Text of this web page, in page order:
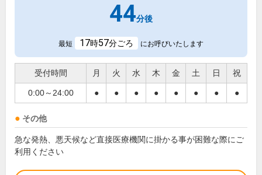
44分後
最短 17時57分ごろ にお呼びいたします
受付時間 月 火 水 木 金 土 日 祝
0:00～24:00 ● ● ● ● ● ● ● ●
その他
急な発熱、悪天候など直接医療機関に掛かる事が困難な際にご
利用ください